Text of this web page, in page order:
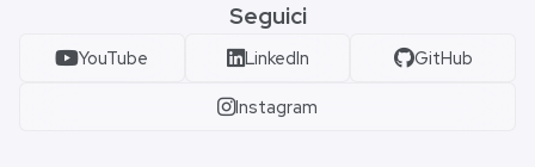
Seguici
YouTube LinkedIn GitHub
Instagram